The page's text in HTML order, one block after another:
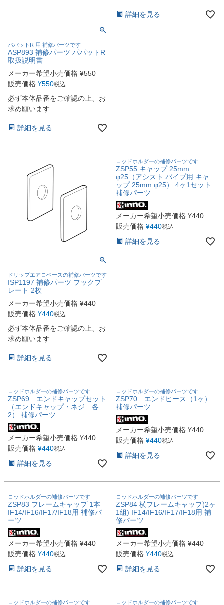
パパットR 用 補修パーツです
ASP893 補修パーツ パパットR
取扱説明書
メーカー希望小売価格 ¥550
販売価格 ¥550税込
必ず本体品番をご確認の上、お
求め願います
詳細を見る
詳細を見る
ドリップエアロベースの補修パーツです
ISP1197 補修パーツ フックプ
レート 2枚
メーカー希望小売価格 ¥440
販売価格 ¥440税込
必ず本体品番をご確認の上、お
求め願います
詳細を見る
ロッドホルダーの補修パーツです
ZSP55 キャップ 25mm
φ25（アシスト パイプ用 キャ
ップ 25mm φ25） 4ヶ1セット
補修パーツ
メーカー希望小売価格 ¥440
販売価格 ¥440税込
詳細を見る
ロッドホルダーの補修パーツです
ZSP69 エンドキャップセット
（エンドキャップ・ネジ 各
2） 補修パーツ
メーカー希望小売価格 ¥440
販売価格 ¥440税込
詳細を見る
ロッドホルダーの補修パーツです
ZSP70 エンドピース（1ヶ）
補修パーツ
メーカー希望小売価格 ¥440
販売価格 ¥440税込
詳細を見る
ロッドホルダーの補修パーツです
ZSP83 フレームキャップ 1本
IF14/IF16/IF17/IF18用 補修パ
ーツ
メーカー希望小売価格 ¥440
販売価格 ¥440税込
詳細を見る
ロッドホルダーの補修パーツです
ZSP84 横フレームキャップ(2ヶ
1組) IF14/IF16/IF17/IF18用 補
修パーツ
メーカー希望小売価格 ¥440
販売価格 ¥440税込
詳細を見る
ロッドホルダーの補修パーツです ロッドホルダーの補修パーツです